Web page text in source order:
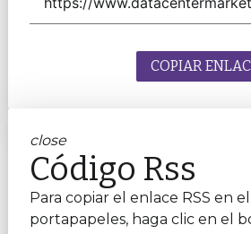
COPIAR
close
Código Rss
Para copiar el enlace RSS en el
portapapeles, haga clic en el